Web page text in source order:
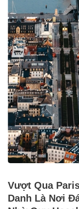
Vượt Qua
Danh Là Nơi